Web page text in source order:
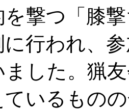
撃つ「膝
行われ、
ました。猟
ているもの